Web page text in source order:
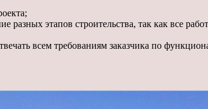
разных этапов строительства, так как все
всем требованиям заказчика по